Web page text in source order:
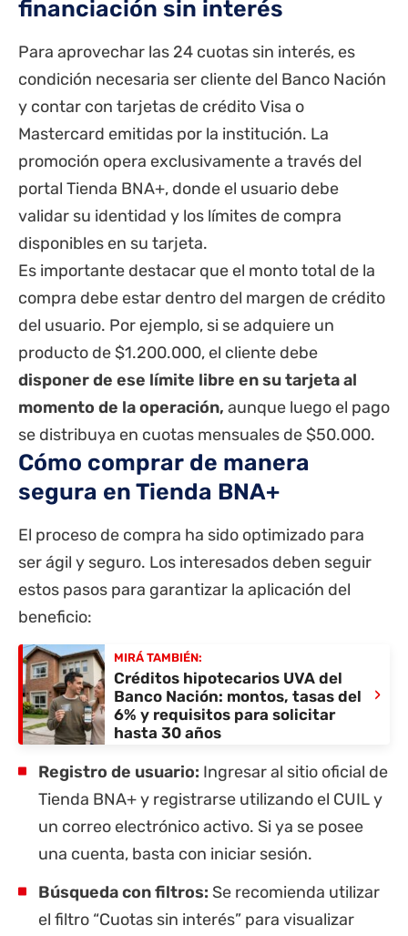
financiación sin interés
Para aprovechar las 24 cuotas sin interés, es
condición necesaria ser cliente del Banco Nación
y contar con tarjetas de crédito Visa o
Mastercard emitidas por la institución. La
promoción opera exclusivamente a través del
portal Tienda BNA+, donde el usuario debe
validar su identidad y los límites de compra
disponibles en su tarjeta.
Es importante destacar que el monto total de la
compra debe estar dentro del margen de crédito
del usuario. Por ejemplo, si se adquiere un
producto de $1.200.000, el cliente debe
disponer de ese límite libre en su tarjeta al
momento de la operación, aunque luego el pago
se distribuya en cuotas mensuales de $50.000.
Cómo comprar de manera
segura en Tienda BNA+
El proceso de compra ha sido optimizado para
ser ágil y seguro. Los interesados deben seguir
estos pasos para garantizar la aplicación del
beneficio:
MIRÁ TAMBIÉN:
Créditos hipotecarios UVA del
Banco Nación: montos, tasas del
6% y requisitos para solicitar
hasta 30 años
›
Registro de usuario: Ingresar al sitio oficial de
Tienda BNA+ y registrarse utilizando el CUIL y
un correo electrónico activo. Si ya se posee
una cuenta, basta con iniciar sesión.
Búsqueda con filtros: Se recomienda utilizar
el filtro “Cuotas sin interés” para visualizar